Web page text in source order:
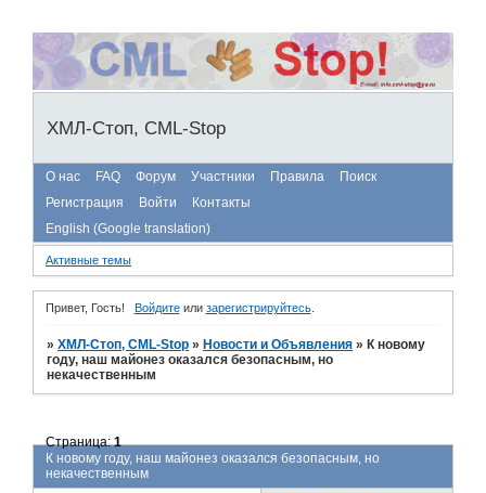
ХМЛ-Стоп, CML-Stop
О нас FAQ Форум Участники Правила
Поиск
Регистрация
Войти
Контакты
English (Google translation)
Активные темы
Привет, Гость! Войдитеили зарегистрируйтесь.
»ХМЛ-Стоп, CML-Stop » Новости и Объявления » К новому
году, наш майонез оказался безопасным, но
некачественным
К новому году, наш майонез оказался безопасным, но
некачественным
Страница:1